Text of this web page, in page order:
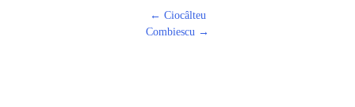
← Ciocâlteu
Combiescu →